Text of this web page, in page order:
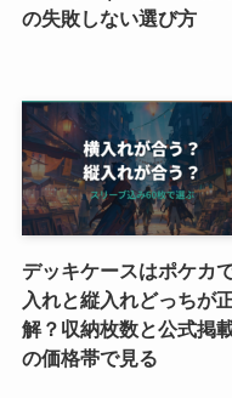
の失敗しない選び方
デッキケースはポケカ
入れと縦入れどっちが
解？収納枚数と公式掲
の価格帯で見る